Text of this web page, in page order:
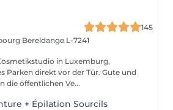
145
Bereldange L-7241
in Luxemburg,
die öffentlichen Ve...
+ Épilation Sourcils